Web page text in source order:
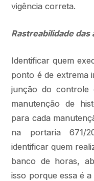
vigência correta.
Rastreabilidade das
Identificar quem
ponto é de extrema
junção do
manutenção de
para cada
na portaria 671/
identificar quem
banco de horas,
isso porque essa é